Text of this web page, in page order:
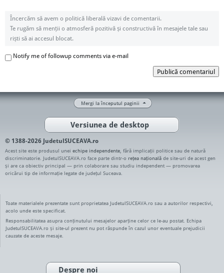
Încercăm să avem o politică liberală vizavi de comentarii.
Te rugăm să menții o atmosferă pozitivă și constructivă în mesajele tale sau
riști să ai accesul blocat.
Notify me of followup comments via e-mail
Publică comentariul
Mergi la începutul paginii
Versiunea de desktop
© 1388-2026 JudetulSUCEAVA.ro
Acest site este produsul unei echipe independente , fără implicații politice sau de natură
discriminatorie. JudetulSUCEAVA.ro face parte dintr-o rețea națională de site-uri de acest gen
și are ca obiectiv principal — prin colaborare sau studiu independent — promovarea
oricărui tip de informație legate de județul Suceava.
Toate materialele prezentate sunt proprietatea JudetulSUCEAVA.ro sau a autorilor respectivi,
acolo unde este specificat.
Responsabilitatea asupra conținutului mesajelor aparține celor ce le-au postat. Echipa
JudetulSUCEAVA.ro și site-ul prezent nu pot răspunde în cazul unor eventuale prejudicii
cauzate de aceste mesaje.
Despre noi